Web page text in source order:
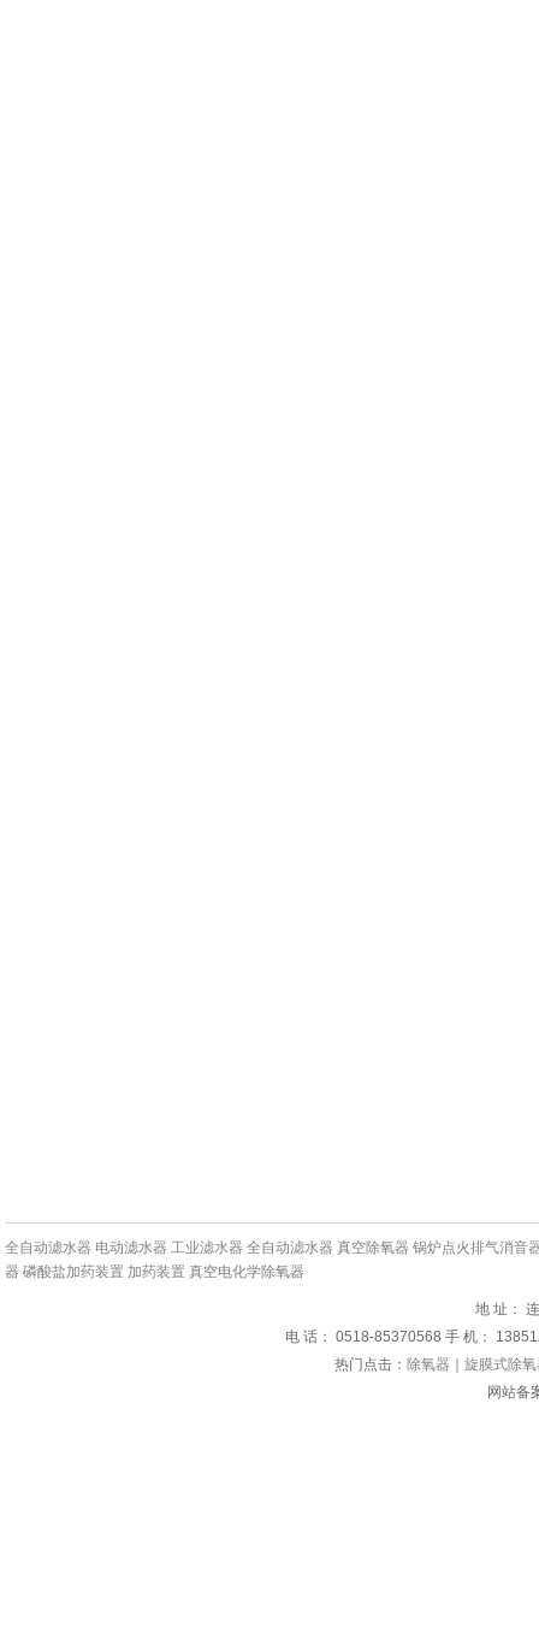
全自动滤水器 电动滤水器 工业滤水器 全自动滤水器 真空除氧器 锅炉点火排气消音
器 磷酸盐加药装置 加药装置 真空电化学除氧器
地 址：
电 话： 0518-85370568 手 机：
热门点击： 除氧器
旋膜式除
网站备